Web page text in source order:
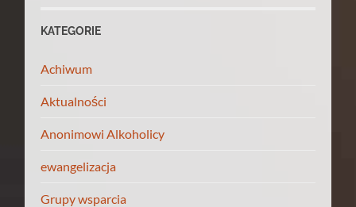
KATEGORIE
Achiwum
Aktualności
Anonimowi Alkoholicy
ewangelizacja
Grupy wsparcia